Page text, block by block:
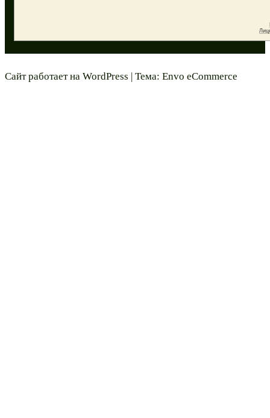
Сайт работает на WordPress | Тема: Envo eCommerce